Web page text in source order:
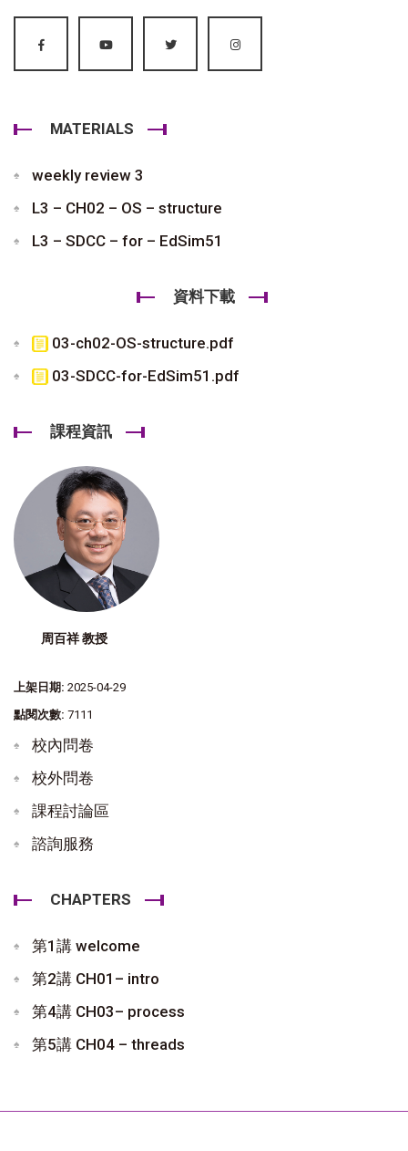
MATERIALS
weekly review 3
L3 – CH02 – OS – structure
L3 – SDCC – for – EdSim51
資料下載
03-ch02-OS-structure.pdf
03-SDCC-for-EdSim51.pdf
課程資訊
周百祥 教授
上架日期: 2025-04-29
點閱次數: 7111
校內問卷
校外問卷
課程討論區
諮詢服務
CHAPTERS
第1講 welcome
第2講 CH01– intro
第4講 CH03– process
第5講 CH04 – threads